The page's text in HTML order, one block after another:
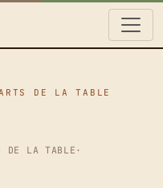
DE LA TABLE
DE LA TABLE ·